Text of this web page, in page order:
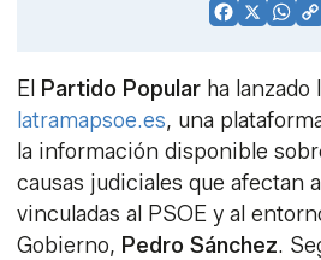
Facebook
X
El Partido Popular ha lanzado
latramapsoe.es, una
la información disponible
causas judiciales que afectan
vinculadas al PSOE y al
Gobierno, Pedro Sánchez.